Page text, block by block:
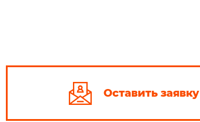
Оставить заявку